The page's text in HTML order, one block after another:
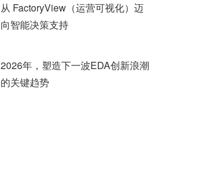
从 FactoryView（运营可视化）迈
向智能决策支持
2026年，塑造下一波EDA创新浪潮
的关键趋势